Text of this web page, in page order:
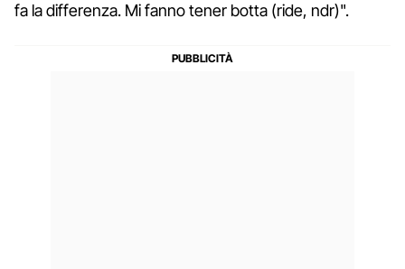
fa la differenza. Mi fanno tener botta (ride, ndr)".